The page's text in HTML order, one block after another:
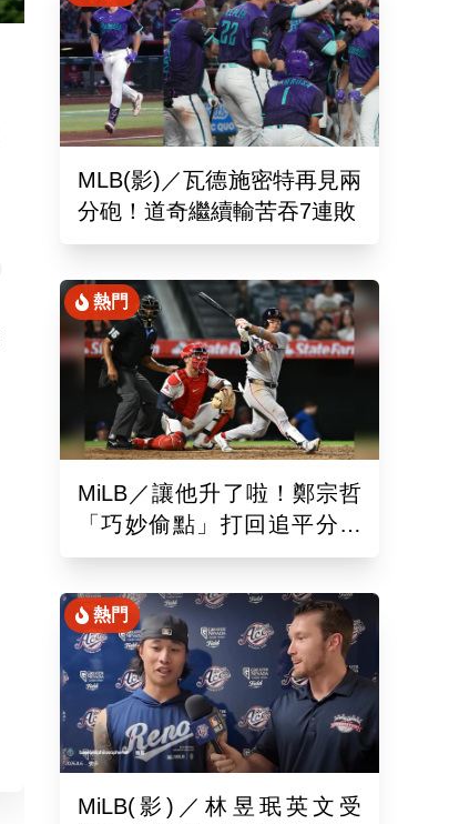
MLB(影)／瓦德施密特再見兩
分砲！道奇繼續輸苦吞7連敗
熱門
MiLB／讓他升了啦！鄭宗哲
「巧妙偷點」打回追平分助
隊以10比4大勝
熱門
MiLB(影)／林昱珉英文受